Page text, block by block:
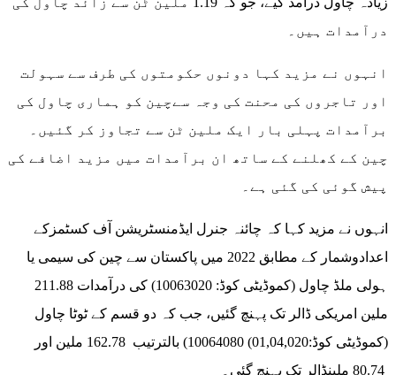
درآمدات ہیں۔
انہوں نے مزید کہا دونوں حکومتوں کی طرف سے سہولت
اور تاجروں کی محنت کی وجہ سےچین کو ہماری چاول کی
برآمدات پہلی بار ایک ملین ٹن سے تجاوز کر گئیں۔
چین کے کھلنے کے ساتھ ان برآمدات میں مزید اضافے کی
پیش گوئی کی گئی ہے۔
انہوں نے مزید کہا کہ چائنہ جنرل ایڈمنسٹریشن آف کسٹمزکے
اعدادوشمار کے مطابق 2022 میں پاکستان سے چین کی سیمی یا
ہولی ملڈ چاول (کموڈیٹی کوڈ: 10063020) کی درآمدات 211.88
ملین امریکی ڈالر تک پہنچ گئیں، جب کہ دو قسم کے ٹوٹا چاول
(کموڈیٹی کوڈ:01,04,020) 10064080) بالترتیب 162.78 ملین اور